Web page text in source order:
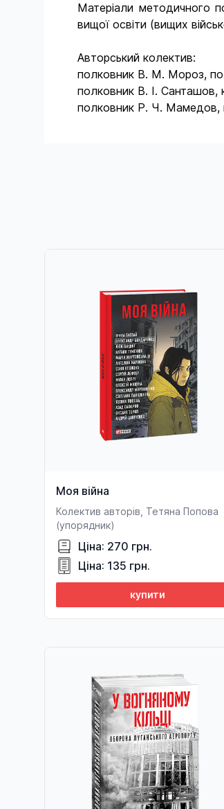
Матеріали методичного
вищої освіти (вищих
Авторський колектив:
полковник В. М. Мороз,
полковник В. І. Санташов,
полковник Р. Ч. Мамедов,
Моя війна
Колектив авторів, Тетяна Попова
(упорядник)
Ціна: 270 грн.
Ціна: 135 грн.
купити